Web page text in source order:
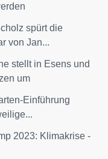
spürt die
von Jan...
stellt in Esens und
um
Einführung
2023: Klimakrise -